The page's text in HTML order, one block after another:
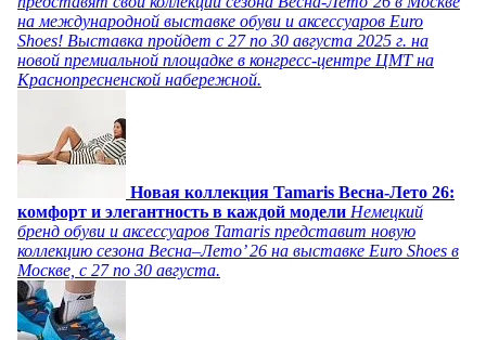
на международной выставке обуви и аксессуаров Euro
Shoes! Выставка пройдет c 27 по 30 августа 2025 г. на
новой премиальной площадке в конгресс-центре ЦМТ на
Краснопресненской набережной.
Новая коллекция Tamaris Весна-Лето 26:
комфорт и элегантность в каждой модели Немецкий
бренд обуви и аксессуаров Tamaris представит новую
коллекцию сезона Весна–Лето’ 26 на выставке Euro Shoes в
Москве, с 27 по 30 августа.